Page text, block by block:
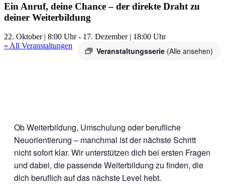
Ein Anruf, deine Chance – der direkte Draht zu
deiner Weiterbildung
22. Oktober | 8:00 Uhr- 17. Dezember | 18:00 Uhr
Veranstaltungsserie (Alle ansehen)
« All Veranstaltungen
Ob Weiterbildung, Umschulung oder berufliche
Neuorientierung – manchmal ist der nächste Schritt
nicht sofort klar. Wir unterstützen dich bei ersten Fragen
und dabei, die passende Weiterbildung zu finden, die
dich beruflich auf das nächste Level hebt.